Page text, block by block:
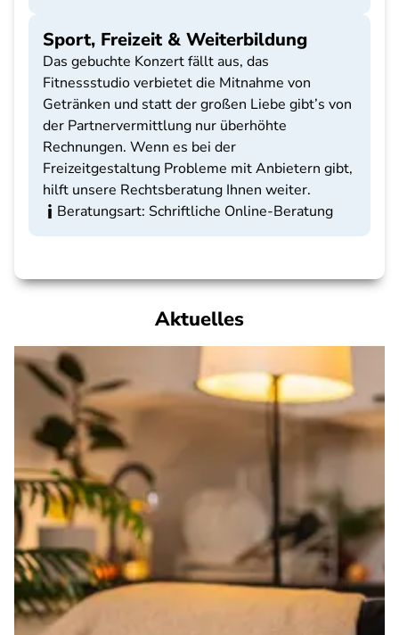
Sport, Freizeit & Weiterbildung
Das gebuchte Konzert fällt aus, das
Fitnessstudio verbietet die Mitnahme von
Getränken und statt der großen Liebe gibt’s von
der Partnervermittlung nur überhöhte
Rechnungen. Wenn es bei der
Freizeitgestaltung Probleme mit Anbietern gibt,
hilft unsere Rechtsberatung Ihnen weiter.
Beratungsart: Schriftliche Online-Beratung
Aktuelles